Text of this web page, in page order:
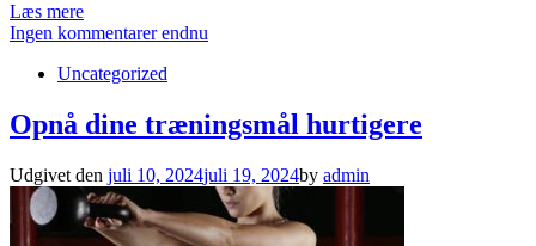
Læs mere
Ingen kommentarer endnu
Uncategorized
Opnå dine træningsmål hurtigere
Udgivet den juli 10, 2024juli 19, 2024by admin